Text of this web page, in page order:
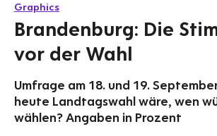
Graphics
Brandenburg: Die
vor der Wahl
Umfrage am 18. und 19.
heute Landtagswahl wäre, wen
wählen? Angaben in Prozent